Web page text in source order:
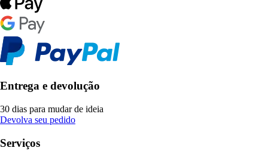
Entrega e devolução
30 dias para mudar de ideia
Devolva seu pedido
Serviços